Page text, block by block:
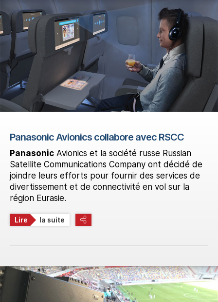
Panasonic Avionics collabore avec RSCC
Panasonic Avionics et la société russe Russian
Satellite Communications Company ont décidé de
joindre leurs efforts pour fournir des services de
divertissement et de connectivité en vol sur la
région Eurasie.
Lire la suite